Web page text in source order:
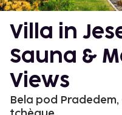
Villa in
Sauna &
Views
Bela pod